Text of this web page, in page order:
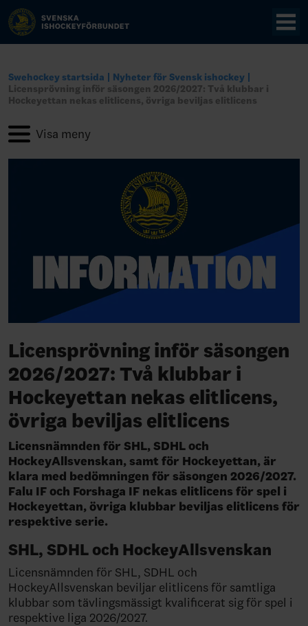
Swehockey startsida
Nyheter för Svensk ishockey
Licensprövning inför säsongen 2026/2027: Två klubbar i
Hockeyettan nekas elitlicens, övriga beviljas elitlicens
Licensprövning inför säsongen
2026/2027: Två klubbar i
Hockeyettan nekas elitlicens,
övriga beviljas elitlicens
Licensnämnden för SHL, SDHL och
HockeyAllsvenskan, samt för Hockeyettan, är
klara med bedömningen för säsongen 2026/2027.
Falu IF och Forshaga IF nekas elitlicens för spel i
Hockeyettan, övriga klubbar beviljas elitlicens för
respektive serie.
SHL, SDHL och HockeyAllsvenskan
Licensnämnden för SHL, SDHL och
HockeyAllsvenskan beviljar elitlicens för samtliga
klubbar som tävlingsmässigt kvalificerat sig för spel i
respektive liga 2026/2027.